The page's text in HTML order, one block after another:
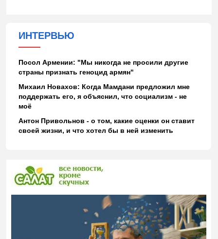
ИНТЕРВЬЮ
Посол Армении: "Мы никогда не просили другие
страны признать геноцид армян"
Михаил Новахов: Когда Мамдани предложил мне
поддержать его, я объяснил, что социализм - не
моё
Антон Привольнов - о том, какие оценки он ставит
своей жизни, и что хотел бы в ней изменить